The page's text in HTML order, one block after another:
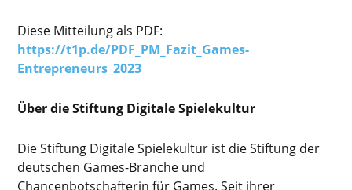
Diese Mitteilung als PDF:
https://t1p.de/PDF_PM_Fazit_Games-
Entrepreneurs_2023
Über die Stiftung Digitale Spielekultur
Die Stiftung Digitale Spielekultur ist die Stiftung der
deutschen Games-Branche und
Chancenbotschafterin für Games. Seit ihrer